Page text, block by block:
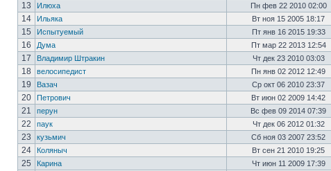
13
Илюха Пн фев 22 2010 02:00
14
Ильяка Вт ноя 15 2005 18:17
15
Испытуемый Пт янв 16 2015 19:33
16
Дума Пт мар 22 2013 12:54
17
Владимир Штракин Чт дек 23 2010 03:03
18
велосипедист Пн янв 02 2012 12:49
19
Вазач Ср окт 06 2010 23:37
20
Петрович Вт июн 02 2009 14:42
21
перун Вс фев 09 2014 07:39
22
паук Чт дек 06 2012 01:32
23
кузьмич Сб ноя 03 2007 23:52
24
Коляныч Вт сен 21 2010 19:25
25
Карина Чт июн 11 2009 17:39